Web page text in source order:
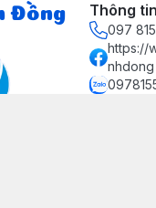
Đồng Thông
097
https://
nhdong